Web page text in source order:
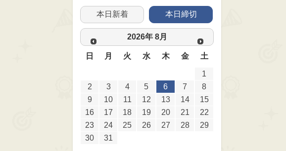
本日新着 本日締切
2026年 8月
日 月 火 水 木 金 土
1
2
3 4 5 6 7
8
9
10 11 12 13 14
15
16
17 18 19 20 21
22
23
24 25 26 27 28
29
30
31